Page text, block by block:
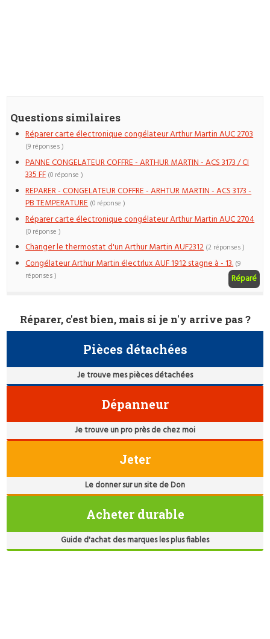
Questions similaires
Réparer carte électronique congélateur Arthur Martin AUC 2703
(9 réponses )
PANNE CONGELATEUR COFFRE - ARTHUR MARTIN - ACS 3173 / CI
335 FF (0 réponse )
REPARER - CONGELATEUR COFFRE - ARHTUR MARTIN - ACS 3173 -
PB TEMPERATURE (0 réponse )
Réparer carte électronique congélateur Arthur Martin AUC 2704
(0 réponse )
Changer le thermostat d'un Arthur Martin AUF2312 (2 réponses )
Congélateur Arthur Martin électrlux AUF 1912 stagne à - 13.
Réparé
(9
réponses )
Réparer, c'est bien, mais si je n'y arrive pas ?
Pièces détachées
Je trouve mes pièces détachées
Dépanneur
Je trouve un pro près de chez moi
Jeter
Le donner sur un site de Don
Acheter durable
Guide d'achat des marques les plus fiables